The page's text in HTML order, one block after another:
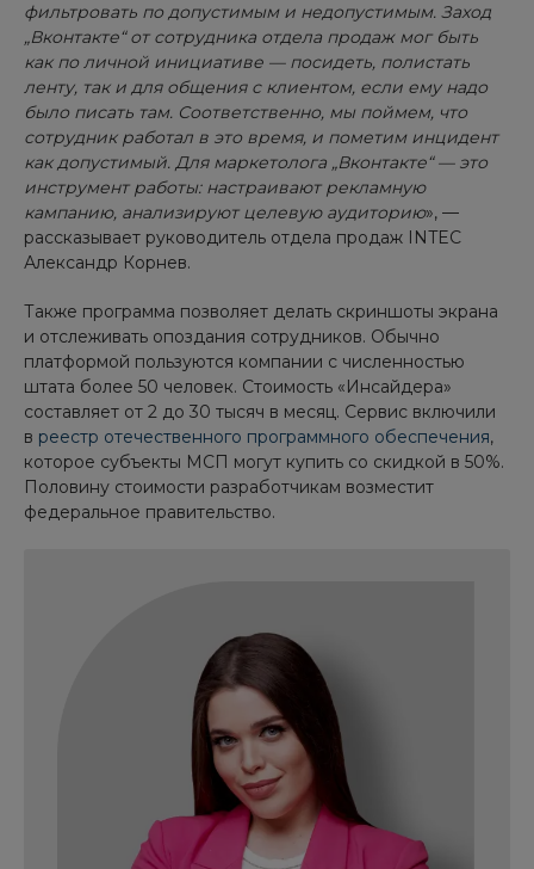
фильтровать по допустимым и недопустимым. Заход
„Вконтакте“ от сотрудника отдела продаж мог быть
как по личной инициативе — посидеть, полистать
ленту, так и для общения с клиентом, если ему надо
было писать там. Соответственно, мы поймем, что
сотрудник работал в это время, и пометим инцидент
как допустимый. Для маркетолога „Вконтакте“ — это
инструмент работы: настраивают рекламную
кампанию, анализируют целевую аудиторию», —
рассказывает руководитель отдела продаж INTEC
Александр Корнев.
Также программа позволяет делать скриншоты экрана
и отслеживать опоздания сотрудников. Обычно
платформой пользуются компании с численностью
штата более 50 человек. Стоимость «Инсайдера»
составляет от 2 до 30 тысяч в месяц. Сервис включили
в реестр отечественного программного обеспечения,
которое субъекты МСП могут купить со скидкой в 50%.
Половину стоимости разработчикам возместит
федеральное правительство.